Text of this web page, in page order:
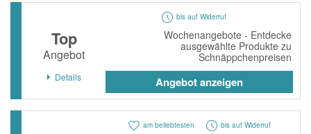
bis auf Widerruf
Top
Angebot
Wochenangebote - Entdecke
ausgewählte Produkte zu
Schnäppchenpreisen
Details Angebot anzeigen
am beliebtesten bis auf Widerruf